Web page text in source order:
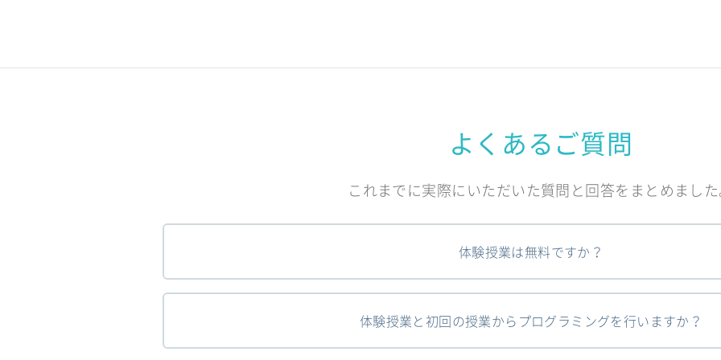
よくあるご質問
これまでに実際にいただいた質問と回答をまとめまし
体験授業は無料ですか？
体験授業と初回の授業からプログラミングを行いますか？